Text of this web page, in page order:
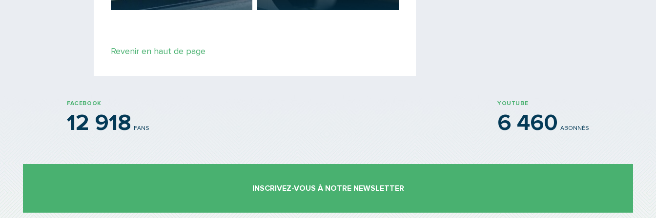
Revenir en haut de page
FACEBOOK
12 918 FANS
YOUTUBE
6 460 ABONNÉS
INSCRIVEZ-VOUS À NOTRE NEWSLETTER